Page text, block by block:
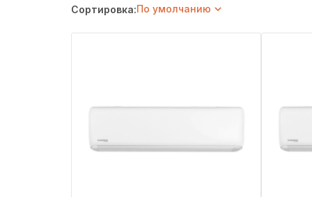
Сортировка:По умолчанию